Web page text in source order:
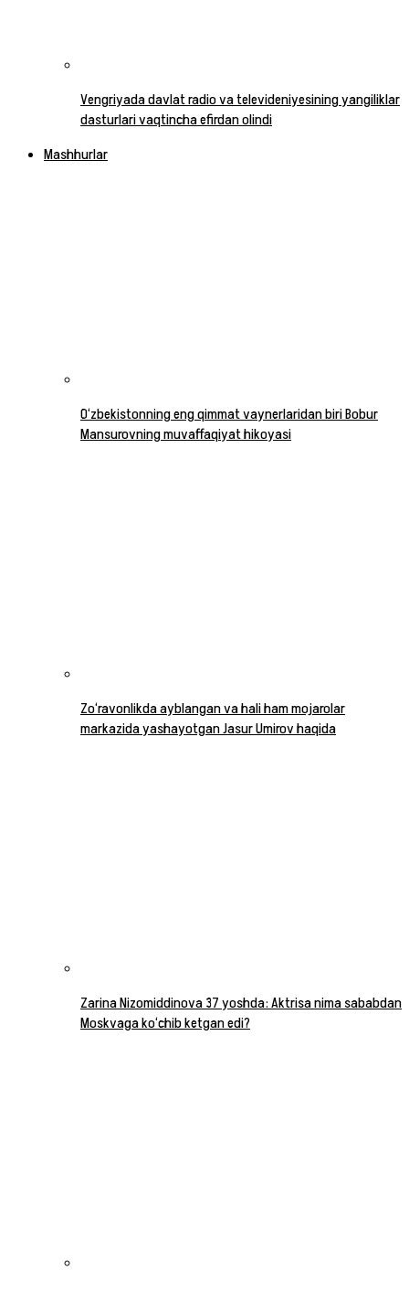
Vengriyada davlat radio va televideniyesining yangiliklar
dasturlari vaqtincha efirdan olindi
Mashhurlar
O‘zbekistonning eng qimmat vaynerlaridan biri Bobur
Mansurovning muvaffaqiyat hikoyasi
Zo‘ravonlikda ayblangan va hali ham mojarolar
markazida yashayotgan Jasur Umirov haqida
Zarina Nizomiddinova 37 yoshda: Aktrisa nima sababdan
Moskvaga ko‘chib ketgan edi?